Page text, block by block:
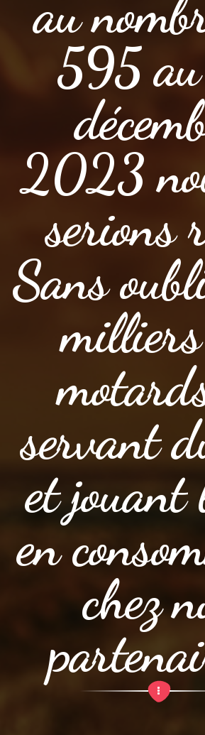
au
595
2023
serions
Sans
servant
et jouant
en
chez